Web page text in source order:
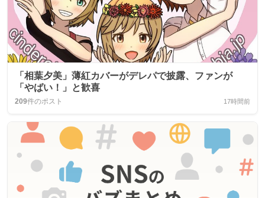
「相葉夕美」薄紅カバーがデレパで披露、ファンが
「やばい！」と歓喜
209件のポスト 17時間前